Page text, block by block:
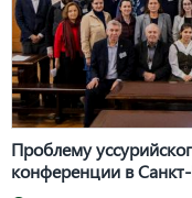
Проблему
конференции в